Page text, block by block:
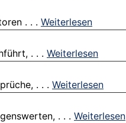
. . . Weiterlesen
. . . Weiterlesen
. . . Weiterlesen
. . . Weiterlesen